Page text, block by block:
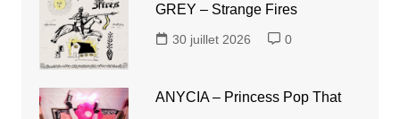
GREY – Strange Fires
30 juillet 2026 0
ANYCIA – Princess Pop That